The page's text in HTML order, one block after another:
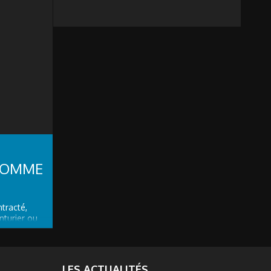
ou
homme